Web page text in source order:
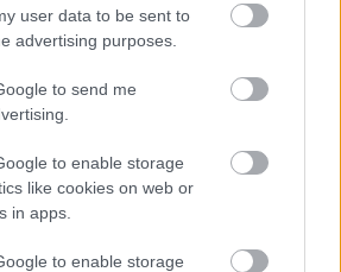
user data to be sent to
advertising purposes.
to send me
to enable storage
like cookies on web or
in apps.
to enable storage